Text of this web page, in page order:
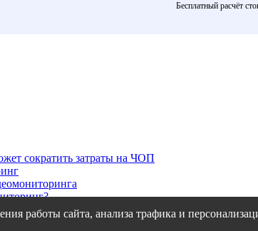
Бесплатный расчёт
сократить затраты на ЧОП
работы сайта, анализа трафика и